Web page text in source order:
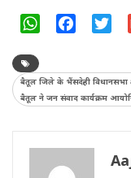
WhatsApp
बैतूल जिले के भैंसदेही विधानसभा
बैतूल ने जन संवाद कार्यक्रम